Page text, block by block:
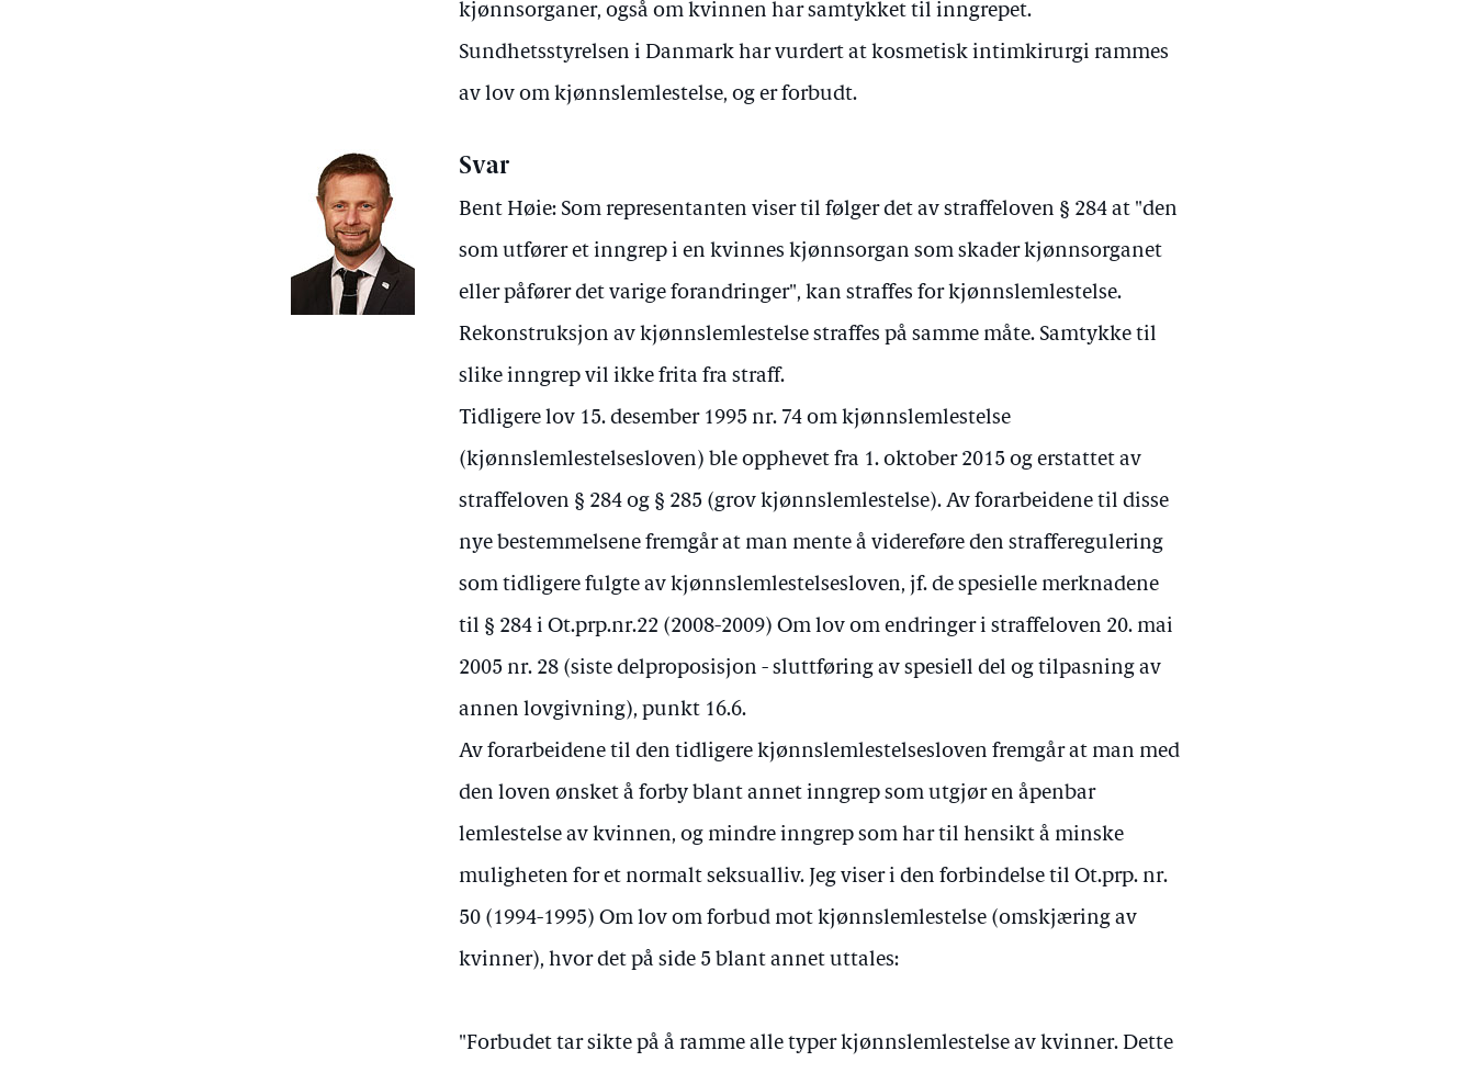
kjønnsorganer, også om kvinnen har samtykket til inngrepet.
Sundhetsstyrelsen i Danmark har vurdert at kosmetisk intimkirurgi rammes
av lov om kjønnslemlestelse, og er forbudt.
Svar
Bent Høie: Som representanten viser til følger det av straffeloven § 284 at "den
som utfører et inngrep i en kvinnes kjønnsorgan som skader kjønnsorganet
eller påfører det varige forandringer", kan straffes for kjønnslemlestelse.
Rekonstruksjon av kjønnslemlestelse straffes på samme måte. Samtykke til
slike inngrep vil ikke frita fra straff.
Tidligere lov 15. desember 1995 nr. 74 om kjønnslemlestelse
(kjønnslemlestelsesloven) ble opphevet fra 1. oktober 2015 og erstattet av
straffeloven § 284 og § 285 (grov kjønnslemlestelse). Av forarbeidene til disse
nye bestemmelsene fremgår at man mente å videreføre den strafferegulering
som tidligere fulgte av kjønnslemlestelsesloven, jf. de spesielle merknadene
til § 284 i Ot.prp.nr.22 (2008-2009) Om lov om endringer i straffeloven 20. mai
2005 nr. 28 (siste delproposisjon - sluttføring av spesiell del og tilpasning av
annen lovgivning), punkt 16.6.
Av forarbeidene til den tidligere kjønnslemlestelsesloven fremgår at man med
den loven ønsket å forby blant annet inngrep som utgjør en åpenbar
lemlestelse av kvinnen, og mindre inngrep som har til hensikt å minske
muligheten for et normalt seksualliv. Jeg viser i den forbindelse til Ot.prp. nr.
50 (1994-1995) Om lov om forbud mot kjønnslemlestelse (omskjæring av
kvinner), hvor det på side 5 blant annet uttales:
"Forbudet tar sikte på å ramme alle typer kjønnslemlestelse av kvinner. Dette